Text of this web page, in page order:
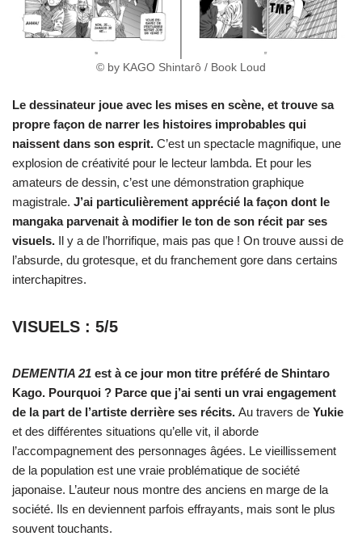
© by KAGO Shintarô / Book Loud
Le dessinateur joue avec les mises en scène, et trouve sa
propre façon de narrer les histoires improbables qui
naissent dans son esprit. C’est un spectacle magnifique, une
explosion de créativité pour le lecteur lambda. Et pour les
amateurs de dessin, c’est une démonstration graphique
magistrale. J’ai particulièrement apprécié la façon dont le
mangaka parvenait à modifier le ton de son récit par ses
visuels. Il y a de l’horrifique, mais pas que ! On trouve aussi de
l’absurde, du grotesque, et du franchement gore dans certains
interchapitres.
VISUELS : 5/5
DEMENTIA 21 est à ce jour mon titre préféré de Shintaro
Kago. Pourquoi ? Parce que j’ai senti un vrai engagement
de la part de l’artiste derrière ses récits. Au travers de Yukie
et des différentes situations qu’elle vit, il aborde
l’accompagnement des personnages âgées. Le vieillissement
de la population est une vraie problématique de société
japonaise. L’auteur nous montre des anciens en marge de la
société. Ils en deviennent parfois effrayants, mais sont le plus
souvent touchants.